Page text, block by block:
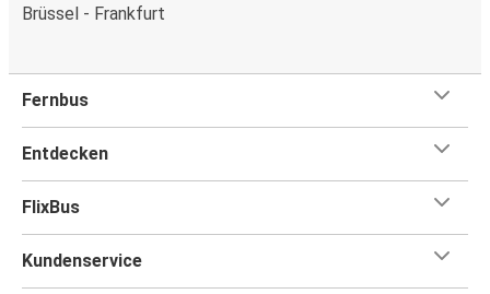
Brüssel - Frankfurt
Fernbus
Entdecken
FlixBus
Kundenservice